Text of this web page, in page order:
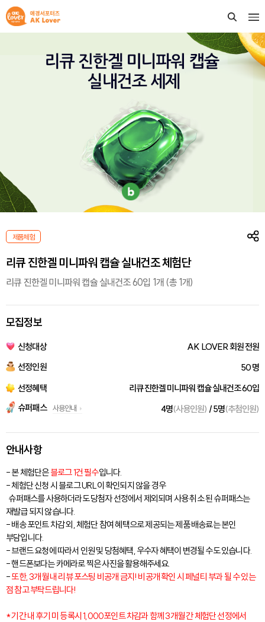
제품체험
리큐 진한겔 미니파워 캡슐 실내건조 체험단
리큐 진한겔 미니파워 캡슐 실내건조 60입 1개 (총 1개)
모집정보
신청대상
AK LOVER 회원 전원
선정인원
50 명
선정혜택
리큐 진한겔 미니파워 캡슐 실내건조 60입
슈퍼패스
사용안내 4명(사용인원) / 5명(추첨인원)
안내사항
- 본 체험단은블로그 1건 필수입니다.
- 체험단 신청 시 블로그 URL이 확인되지 않을 경우
슈퍼패스를 사용하더라도 당첨자 선정에서 제외되며 사용 취소 된 슈퍼패스는
재발급 되지 않습니다.
- 배송 포인트 차감 외, 체험단 참여 혜택으로 제공되는 제품 배송료는 본인
부담입니다.
- 브랜드 요청에 따라서 인원 및 당첨혜택, 우수자 혜택이 변경될 수도 있습니다.
- 핸드폰보다는 카메라로 찍은 사진을 활용해주세요.
-또한, 3개월 내 리뷰 포스팅 비공개 금지! 비공개 확인 시 페널티 부과 될 수 있는
점 참고 부탁드립니다!
* 기간 내 후기 미 등록시 1,000포인트 차감과 함께 3개월 간 체험단 선정에서